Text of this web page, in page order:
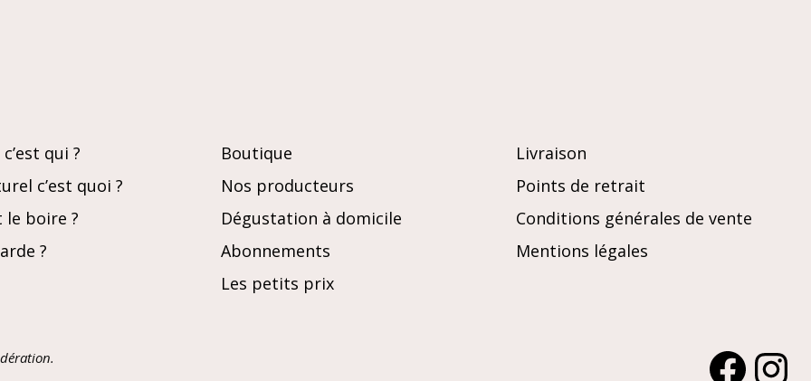
qui ?
c’est quoi ?
le boire ?
?
Boutique
Nos producteurs
Dégustation à domicile
Abonnements
Les petits prix
Livraison
Points de retrait
Conditions générales de vente
Mentions légales
Facebook